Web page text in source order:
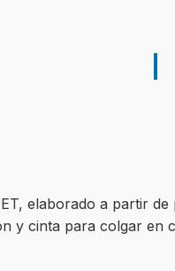
elaborado a partir
y cinta para colgar en